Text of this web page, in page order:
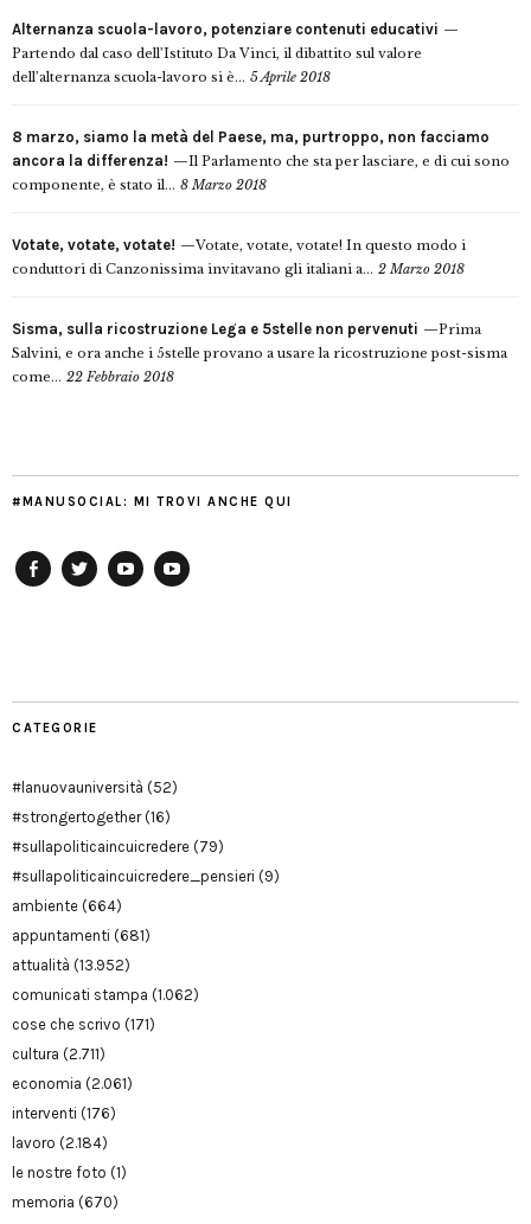
Alternanza scuola-lavoro, potenziare contenuti educativi
Partendo dal caso dell’Istituto Da Vinci, il dibattito sul valore
dell’alternanza scuola-lavoro si è... 5 Aprile 2018
8 marzo, siamo la metà del Paese, ma, purtroppo, non facciamo
ancora la differenza!
Il Parlamento che sta per lasciare, e di cui sono
componente, è stato il... 8 Marzo 2018
Votate, votate, votate!
Votate, votate, votate! In questo modo i
conduttori di Canzonissima invitavano gli italiani a... 2 Marzo 2018
Sisma, sulla ricostruzione Lega e 5stelle non pervenuti
Prima
Salvini, e ora anche i 5stelle provano a usare la ricostruzione post-sisma
come... 22 Febbraio 2018
#MANUSOCIAL: MI TROVI ANCHE QUI
CATEGORIE
#lanuovauniversità (52)
#strongertogether(16)
#sullapoliticaincuicredere (79)
#sullapoliticaincuicredere_pensieri (9)
ambiente (664)
appuntamenti (681)
attualità (13.952)
comunicati stampa (1.062)
cose che scrivo (171)
cultura (2.711)
economia (2.061)
interventi (176)
lavoro (2.184)
le nostre foto (1)
memoria (670)